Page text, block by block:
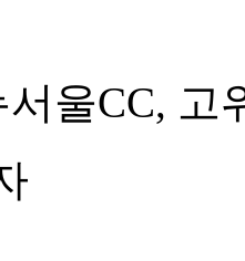
울CC, 고